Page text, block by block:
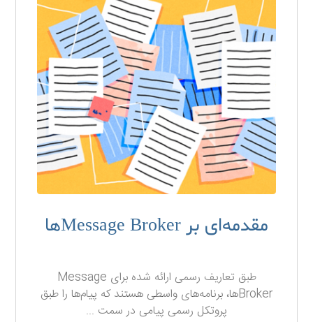
مقدمه‌ای بر Message Brokerها
طبق تعاریف رسمی ارائه شده برای Message
Brokerها، برنامه‌های واسطی هستند که پیام‌ها را طبق
پروتکل رسمی پیامی در سمت ...